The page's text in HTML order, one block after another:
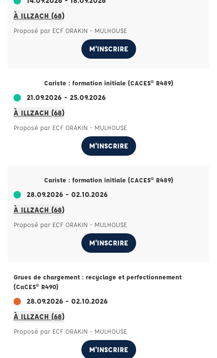
À ILLZACH (68)
Proposé par ECF ORAKIN - MULHOUSE
M'INSCRIRE
Cariste : formation initiale (CACES® R489)
21.09.2026 - 25.09.2026
À ILLZACH (68)
Proposé par ECF ORAKIN - MULHOUSE
M'INSCRIRE
Cariste : formation initiale (CACES® R489)
28.09.2026 - 02.10.2026
À ILLZACH (68)
Proposé par ECF ORAKIN - MULHOUSE
M'INSCRIRE
Grues de chargement : recyclage et perfectionnement
(CaCES® R490)
28.09.2026 - 02.10.2026
À ILLZACH (68)
Proposé par ECF ORAKIN - MULHOUSE
M'INSCRIRE